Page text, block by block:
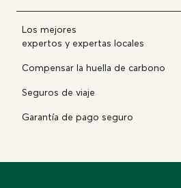
Los mejores
expertos y expertas locales
Compensar la huella de carbono
Seguros de viaje
Garantía de pago seguro